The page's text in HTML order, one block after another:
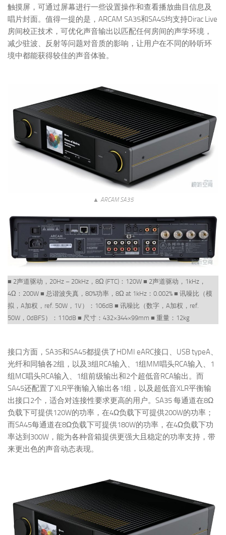
触摸屏，可通过屏幕进行一些设置操作和查看播放曲目信息及
唱片封面。值得一提的是，ARCAM SA35和SA45均支持Dirac Live
房间校正技术，可优化声音输出以匹配任何房间的声学环境，
减少驻波、反射等问题对音质的影响，让用户在不同的聆听环
境中都能获得较佳的声音体验。
▲ ARCAM SA35
■ 2声道驱动，20Hz – 20kHz，8Ω (FTC)：120W ■ 2声道驱动，1kHz，
4Ω：200W ■ 总谐波失真，80%功率，8Ω at 1kHz：0.002% ■ 讯噪比（模
拟，A加权，ref. 50W，1V）：106dB ■ 讯噪比（数字，A加权，ref.
50W，0dBFS）：110dB ■ 尺寸：432×344×99mm ■ 重量：12kg
接口方面，SA35和SA45都提供了HDMI eARC接口、USB typeA、
光纤和同轴各2组，以及3组RCA输入、1组MM唱头RCA输入、1
组MC唱头RCA输入、1组前级输出和2个超低音RCA输出。而
SA45还配置了XLR平衡输入输出各1组，以及超低音XLR平衡输
出接口2个，适合对连接性要求更高的用户。SA35 每通道在8Ω
负载下可提供120W的功率，在4Ω负载下可提供200W的功率；
而SA45每通道在8Ω负载下可提供180W的功率，在4Ω负载下功
率达到300W，能为各种音箱提供更强大且稳定的功率支持，带
来更出色的声音动态表现。